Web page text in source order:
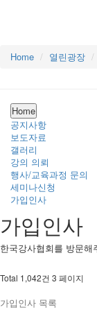
Home 열린광장
Home
공지사항
보도자료
갤러리
강의 의뢰
행사/교육과정 문의
세미나신청
가입인사
가입인사
한국강사협회를 방문
Total 1,042건 3 페이지
가입인사 목록